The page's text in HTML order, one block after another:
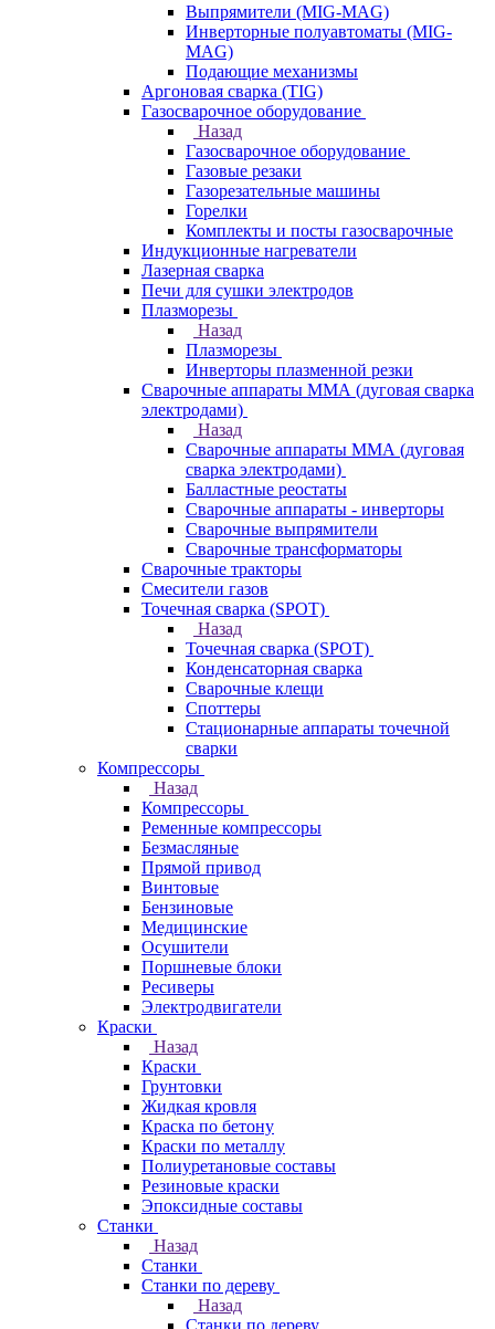
Выпрямители (MIG-MAG)
Инверторные полуавтоматы (MIG-
MAG)
Подающие механизмы
Аргоновая сварка (TIG)
Газосварочное оборудование
Назад
Газосварочное оборудование
Газовые резаки
Газорезательные машины
Горелки
Комплекты и посты газосварочные
Индукционные нагреватели
Лазерная сварка
Печи для сушки электродов
Плазморезы
Назад
Плазморезы
Инверторы плазменной резки
Сварочные аппараты ММА (дуговая сварка
электродами)
Назад
Сварочные аппараты ММА (дуговая
сварка электродами)
Балластные реостаты
Сварочные аппараты - инверторы
Сварочные выпрямители
Сварочные трансформаторы
Сварочные тракторы
Смесители газов
Точечная сварка (SPOT)
Назад
Точечная сварка (SPOT)
Конденсаторная сварка
Сварочные клещи
Споттеры
Стационарные аппараты точечной
сварки
Компрессоры
Назад
Компрессоры
Ременные компрессоры
Безмасляные
Прямой привод
Винтовые
Бензиновые
Медицинские
Осушители
Поршневые блоки
Ресиверы
Электродвигатели
Краски
Назад
Краски
Грунтовки
Жидкая кровля
Краска по бетону
Краски по металлу
Полиуретановые составы
Резиновые краски
Эпоксидные составы
Станки
Назад
Станки
Станки по дереву
Назад
Станки по дереву